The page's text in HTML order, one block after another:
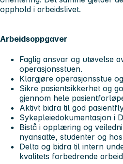
opphold i arbeidslivet.
Arbeidsoppgaver
Faglig ansvar og utøvelse
operasjonsstuen.
Klargjøre operasjonsstue
Sikre pasientsikkerhet og
gjennom hele
Aktivt bidra til god
Sykepleiedokumentasjon i
Bistå i opplæring og
nyansatte, studenter og
Delta og bidra til intern
kvalitets forbedrende